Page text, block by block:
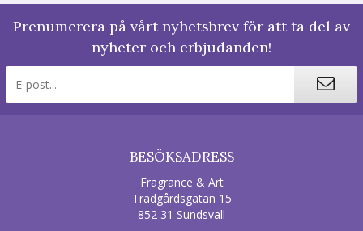
Prenumerera på vårt nyhetsbrev för att ta del av
nyheter och erbjudanden!
BESÖKSADRESS
Fragrance & Art
Trädgårdsgatan 15
852 31 Sundsvall